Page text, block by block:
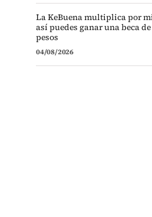
La KeBuena multiplica por
así puedes ganar una beca
pesos
04/08/2026